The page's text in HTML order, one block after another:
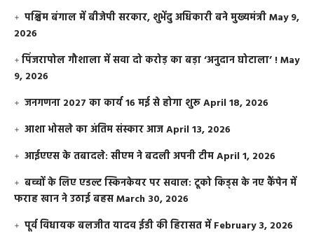
पश्चिम बंगाल में बीजेपी सरकार, शुभेंदु अधिकारी बने मुख्यमंत्रीMay 9,
2026
​पिंजरापोल गौशाला में सवा दो करोड़ का बड़ा ‘अनुदान घोटाला’ !May
9, 2026
जनगणना 2027 का कार्य 16 मई से होगा शुरूApril 18, 2026
आशा भोसले का अंतिम संस्कार आजApril 13, 2026
आईएएस के तबादले: सीएम ने बदली अपनी टीमApril 1, 2026
बच्चों के लिए एडल्ट स्किनकेयर पर सवाल: टूको किड्स के नए कैंपेन में
फराह खान ने उठाई बहसMarch 30, 2026
पूर्व विधायक बलजीत यादव ईडी की हिरासत में February 3, 2026